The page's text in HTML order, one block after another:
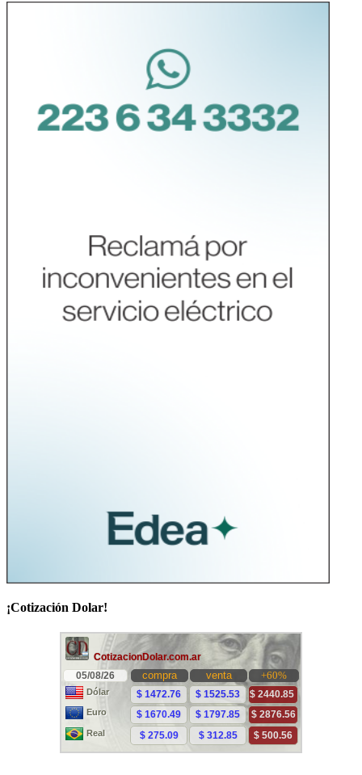
¡Cotización Dolar!